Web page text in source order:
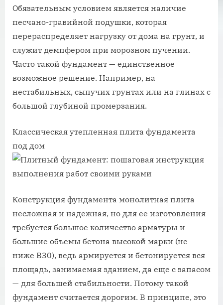
Обязательным условием является наличие
песчано-гравийной подушки, которая
перераспределяет нагрузку от дома на грунт, и
служит демпфером при морозном пучении.
Часто такой фундамент — единственное
возможное решение. Например, на
нестабильных, сыпучих грунтах или на глинах с
большой глубиной промерзания.
Классическая утепленная плита фундамента
под дом
Конструкция фундамента монолитная плита
несложная и надежная, но для ее изготовления
требуется большое количество арматуры и
большие объемы бетона высокой марки (не
ниже B30), ведь армируется и бетонируется вся
площадь, занимаемая зданием, да еще с запасом
— для большей стабильности. Потому такой
фундамент считается дорогим. В принципе, это